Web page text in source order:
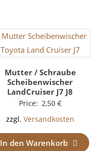
Mutter / Schraube
Scheibenwischer
LandCruiser J7 J8
Price: 2,50 €
zzgl. Versandkosten
In den Warenkorb